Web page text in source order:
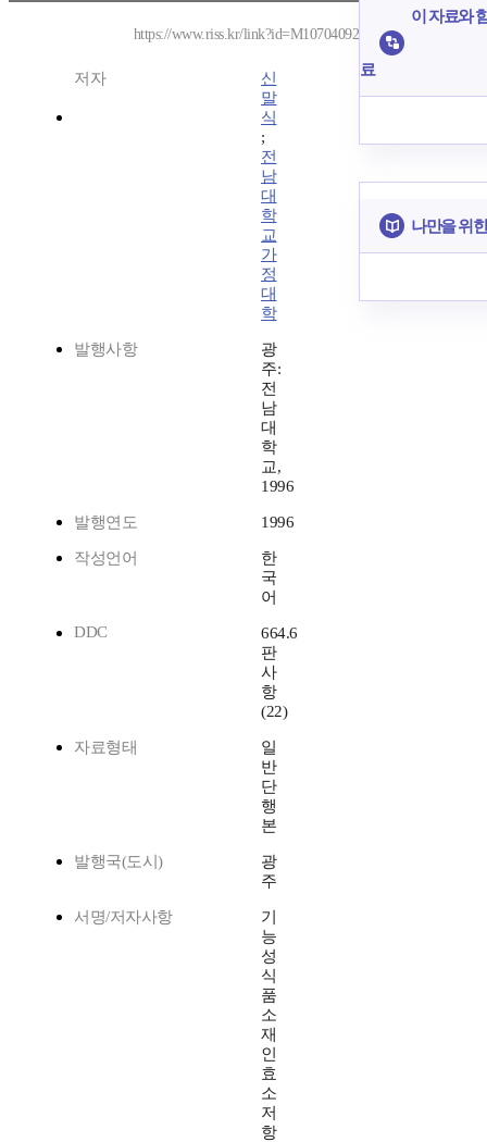
https://www.riss.kr/link?id=M10704092
저자
신
말
식
;
전
남
대
학
교
가
정
대
학
발행사항
광
주:
전
남
대
학
교,
1996
발행연도 1996
작성언어
한
국
어
DDC
664.6
판
사
항
(22)
자료형태
일
반
단
행
본
발행국(도시)
광
주
서명/저자사항
기
능
성
식
품
소
재
인
효
소
저
항
이 자료와
료
나만을 위